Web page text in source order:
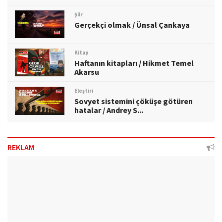
Şiir
Gerçekçi olmak / Ünsal Çankaya
Kitap
Haftanın kitapları / Hikmet Temel
Akarsu
Eleştiri
Sovyet sistemini çöküşe götüren
hatalar / Andrey S...
REKLAM